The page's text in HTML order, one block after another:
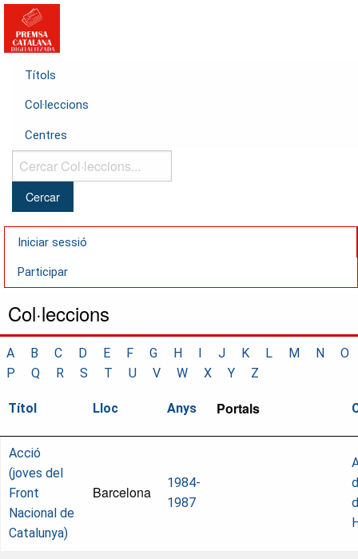
Títols
Col·leccions
Centres
Cercar
Col·leccions...
Iniciar sessió
Participar
Col·leccions
A B C D E F G H I J K L M N
O
P
Q R S T U V W X Y Z
Títol Lloc Anys Portals
Acció
(joves del
Front
Nacional de
Catalunya)
Barcelona
1984-
1987